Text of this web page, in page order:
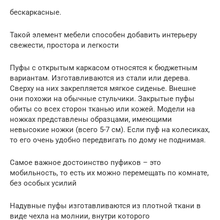
бескаркасные.
Такой элемент мебели способен добавить интерьеру
свежести, простора и легкости
Пуфы с открытым каркасом относятся к бюджетным
вариантам. Изготавливаются из стали или дерева.
Сверху на них закрепляется мягкое сиденье. Внешне
они похожи на обычные стульчики. Закрытые пуфы
обиты со всех сторон тканью или кожей. Модели на
ножках представлены образцами, имеющими
невысокие ножки (всего 5-7 см). Если пуф на колесиках,
то его очень удобно передвигать по дому не поднимая.
Самое важное достоинство пуфиков – это
мобильность, то есть их можно перемещать по комнате,
без особых усилий
Надувные пуфы изготавливаются из плотной ткани в
виде чехла на молнии, внутри которого